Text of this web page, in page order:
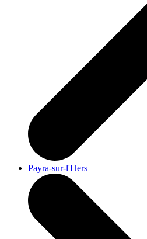
Payra-sur-l'Hers